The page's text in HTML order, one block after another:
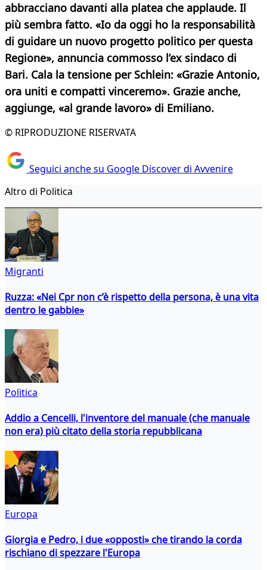
abbracciano davanti alla platea che applaude. Il
più sembra fatto. «Io da oggi ho la responsabilità
di guidare un nuovo progetto politico per questa
Regione», annuncia commosso l’ex sindaco di
Bari. Cala la tensione per Schlein: «Grazie Antonio,
ora uniti e compatti vinceremo». Grazie anche,
aggiunge, «al grande lavoro» di Emiliano.
© RIPRODUZIONE RISERVATA
Seguici anche su Google Discover di Avvenire
Altro di Politica
Migranti
Ruzza: «Nei Cpr non c’è rispetto della persona, è una vita
dentro le gabbie»
Politica
Addio a Cencelli, l'inventore del manuale (che manuale
non era) più citato della storia repubblicana
Europa
Giorgia e Pedro, i due «opposti» che tirando la corda
rischiano di spezzare l'Europa